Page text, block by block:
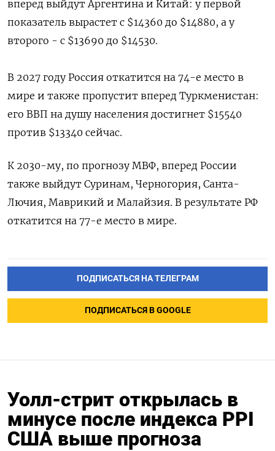
вперед выйдут Аргентина и Китай: у первой
показатель вырастет с $14360 до $14880, а у
второго - с $13690 до $14530.
В 2027 году Россия откатится на 74-е место в
мире и также пропустит вперед Туркменистан:
его ВВП на душу населения достигнет $15540
против $13340 сейчас.
К 2030-му, по прогнозу МВФ, вперед России
также выйдут Суринам, Черногория, Санта-
Лючия, Маврикий и Малайзия. В результате РФ
откатится на 77-е место в мире.
ПОДПИСАТЬСЯ НА ТЕЛЕГРАМ
ПОДПИСАТЬСЯ В GOOGLE
Уолл-стрит открылась в
минусе после индекса PPI
США выше прогноза